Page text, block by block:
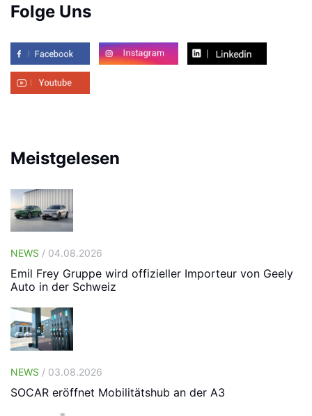
Folge Uns
Meistgelesen
NEWS / 04.08.2026
Emil Frey Gruppe wird offizieller Importeur von Geely
Auto in der Schweiz
NEWS / 03.08.2026
SOCAR eröffnet Mobilitätshub an der A3